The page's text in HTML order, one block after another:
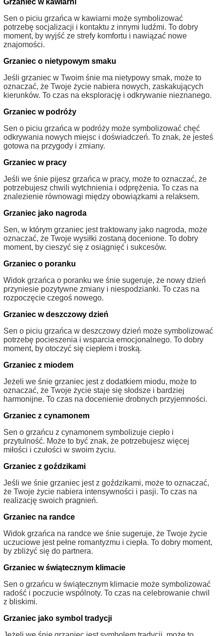
Grzaniec w kawiarni
Sen o piciu grzańca w kawiarni może symbolizować
potrzebę socjalizacji i kontaktu z innymi ludźmi. To dobry
moment, by wyjść ze strefy komfortu i nawiązać nowe
znajomości.
Grzaniec o nietypowym smaku
Jeśli grzaniec w Twoim śnie ma nietypowy smak, może to
oznaczać, że Twoje życie nabiera nowych, zaskakujących
kierunków. To czas na eksplorację i odkrywanie nieznanego.
Grzaniec w podróży
Sen o piciu grzańca w podróży może symbolizować chęć
odkrywania nowych miejsc i doświadczeń. To znak, że jesteś
gotowa na przygody i zmiany.
Grzaniec w pracy
Jeśli we śnie pijesz grzańca w pracy, może to oznaczać, że
potrzebujesz chwili wytchnienia i odprężenia. To czas na
znalezienie równowagi między obowiązkami a relaksem.
Grzaniec jako nagroda
Sen, w którym grzaniec jest traktowany jako nagroda, może
oznaczać, że Twoje wysiłki zostaną docenione. To dobry
moment, by cieszyć się z osiągnięć i sukcesów.
Grzaniec o poranku
Widok grzańca o poranku we śnie sugeruje, że nowy dzień
przyniesie pozytywne zmiany i niespodzianki. To czas na
rozpoczęcie czegoś nowego.
Grzaniec w deszczowy dzień
Sen o piciu grzańca w deszczowy dzień może symbolizować
potrzebę pocieszenia i wsparcia emocjonalnego. To dobry
moment, by otoczyć się ciepłem i troską.
Grzaniec z miodem
Jeżeli we śnie grzaniec jest z dodatkiem miodu, może to
oznaczać, że Twoje życie staje się słodsze i bardziej
harmonijne. To czas na docenienie drobnych przyjemności.
Grzaniec z cynamonem
Sen o grzańcu z cynamonem symbolizuje ciepło i
przytulność. Może to być znak, że potrzebujesz więcej
miłości i czułości w swoim życiu.
Grzaniec z goździkami
Jeśli we śnie grzaniec jest z goździkami, może to oznaczać,
że Twoje życie nabiera intensywności i pasji. To czas na
realizację swoich pragnień.
Grzaniec na randce
Widok grzańca na randce we śnie sugeruje, że Twoje życie
uczuciowe jest pełne romantyzmu i ciepła. To dobry moment,
by zbliżyć się do partnera.
Grzaniec w świątecznym klimacie
Sen o grzańcu w świątecznym klimacie może symbolizować
radość i poczucie wspólnoty. To czas na celebrowanie chwil
z bliskimi.
Grzaniec jako symbol tradycji